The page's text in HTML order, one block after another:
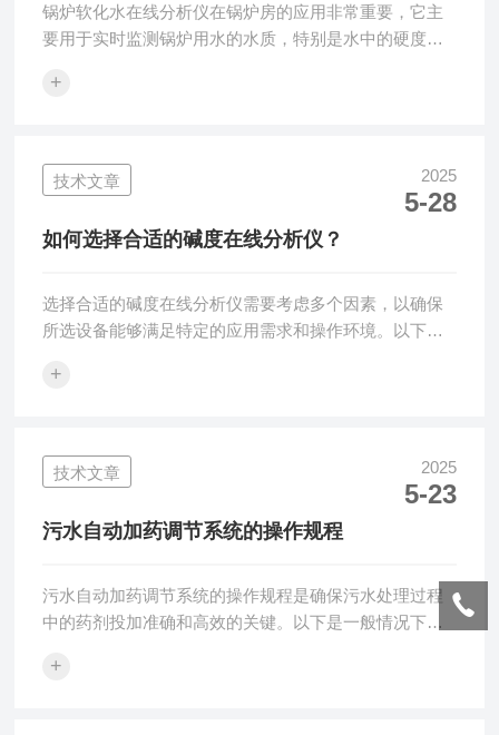
锅炉软化水在线分析仪在锅炉房的应用非常重要，它主
要用于实时监测锅炉用水的水质，特别是水中的硬度成
化，确保锅炉系统的稳定性和高效性。以下是锅炉软化
高，水中的钙、镁离子容易沉淀在锅炉内壁，形成水
垢，导致热交换效率降低，甚至可能导致锅炉爆炸。分
析仪的作用：软化水在线分析仪能够实时监测水中的
钙、镁离子的浓度，从而准确判断水的硬度。通过在线
+
技术文章 2025
5-28
如何选择合适的碱度在线分析仪？
选择合适的碱度在线分析仪需要考虑多个因素，以确保
所选设备能够满足特定的应用需求和操作环境。以下是
样类型，例如工业锅炉水、循环水或饮用水等。确定需
远程通信等。2.测量范围和精度：根据预期的水样碱度
范围选择合适的测量量程。例如，某些分析仪的量程可
能限制在0~100mg/L，而其他型号则可能扩展到
0~500mg/L。确认分析仪的精度要求，...
+
技术文章 2025
5-23
污水自动加药调节系统的操作规程
污水自动加药调节系统的操作规程是确保污水处理过程
中的药剂投加准确和高效的关键。以下是一般情况下污
际设备和工艺要求进行调整。1.开机前检查检查药剂存
+